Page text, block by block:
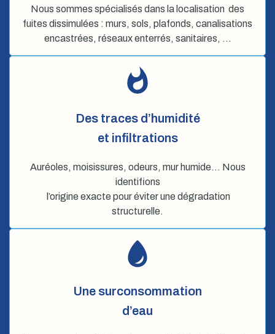
Nous sommes spécialisés dans la localisation des
fuites dissimulées : murs, sols, plafonds, canalisations
encastrées, réseaux enterrés, sanitaires, …
Des traces d’humidité
et infiltrations
Auréoles, moisissures, odeurs, mur humide… Nous
identifions
l’origine exacte pour éviter une dégradation
structurelle.
Une surconsommation
d’eau